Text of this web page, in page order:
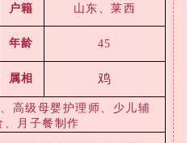
户籍 山东、莱西
年龄 45
属相 鸡
、高级母婴护理师、少儿辅
、月子餐制作